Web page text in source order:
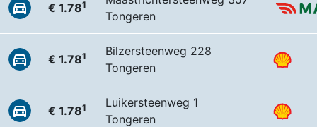
€ 1.781
Tongeren
€ 1.781
Bilzersteenweg 228
Tongeren
€ 1.781
Luikersteenweg 1
Tongeren